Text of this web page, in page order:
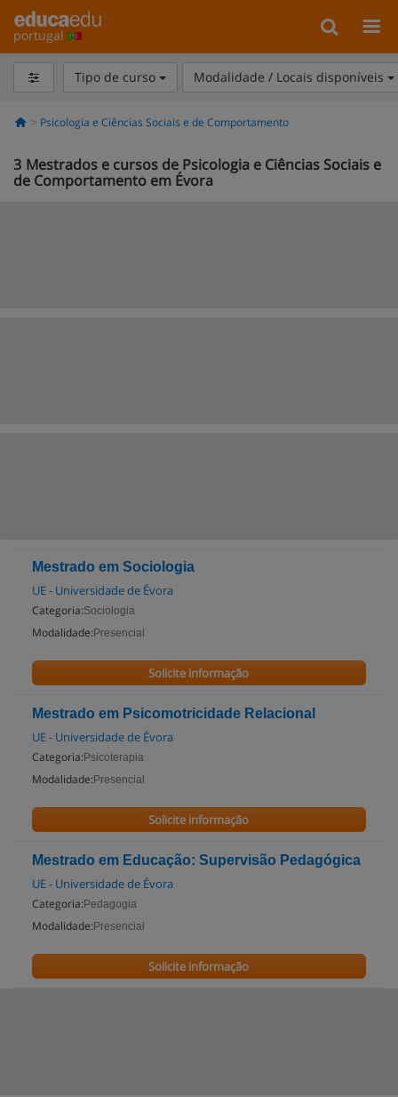
portugal
Tipo de curso Modalidade / Locais disponíveis
Psicologia e Ciências Sociais e de Comportamento
3 Mestrados e cursos de Psicologia e Ciências Sociais e
de Comportamento em Évora
Mestrado em Sociologia
UE - Universidade de Évora
Categoria:Sociologia
Modalidade: Presencial
Solicite informação
Mestrado em Psicomotricidade Relacional
UE - Universidade de Évora
Categoria: Psicoterapia
Modalidade: Presencial
Solicite informação
Mestrado em Educação: Supervisão Pedagógica
UE - Universidade de Évora
Categoria: Pedagogia
Modalidade: Presencial
Solicite informação